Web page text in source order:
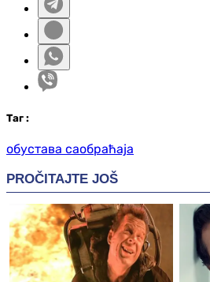
Таг :
обустава саобраћаја